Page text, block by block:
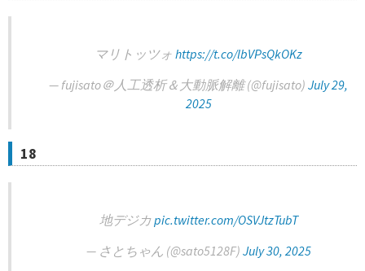
マリトッツォ https://t.co/lbVPsQkOKz
— fujisato＠人工透析＆大動脈解離 (@fujisato) July 29,
2025
18
地デジカpic.twitter.com/OSVJtzTubT
— さとちゃん (@sato5128F) July 30, 2025